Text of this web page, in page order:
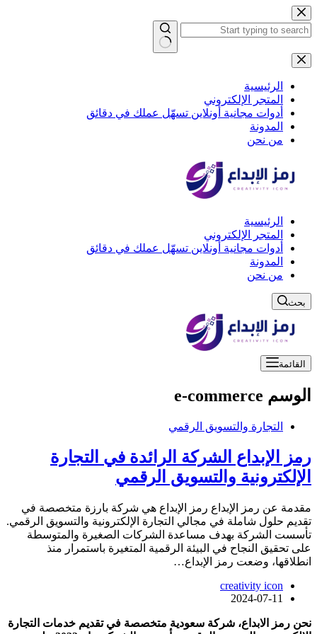
التجاوز
إلى
المحتوى
لا
نتائج
الرئيسية
المتجر الإلكتروني
أدوات مجانية أونلاين تسهّل عملك في دقائق
المدونة
من نحن
الرئيسية
المتجر الإلكتروني
أدوات مجانية أونلاين تسهّل عملك في دقائق
المدونة
من نحن
بحث
القائمة
الوسم
التجارة والتسويق الرقمي
رمز الإبداع الشركة الرائدة في التجارة
الإلكترونية والتسويق الرقمي
مقدمة عن رمز الإبداع رمز الإبداع هي شركة بارزة متخصصة في
تقديم حلول شاملة في مجالي التجارة الإلكترونية والتسويق الرقمي.
تأسست الشركة بهدف مساعدة الشركات الصغيرة والمتوسطة
على تحقيق النجاح في البيئة الرقمية المتغيرة باستمرار منذ
انطلاقها، وضعت رمز الإبداع…
creativity icon
2024-07-11
نحن رمز الابداع، شركة سعودية متخصصة في تقديم خدمات التجارة